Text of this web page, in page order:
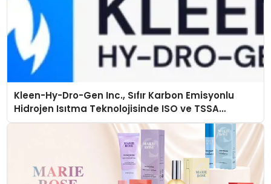
Kleen-Hy-Dro-Gen Inc., Sıfır Karbon Emisyonlu
Hidrojen Isıtma Teknolojisinde ISO ve TSSA
Düzenleyici Onaylarını Aldı